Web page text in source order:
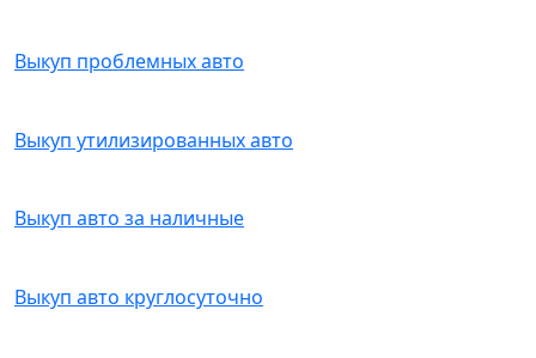
Выкуп проблемных авто
Выкуп утилизированных авто
Выкуп авто за наличные
Выкуп авто круглосуточно